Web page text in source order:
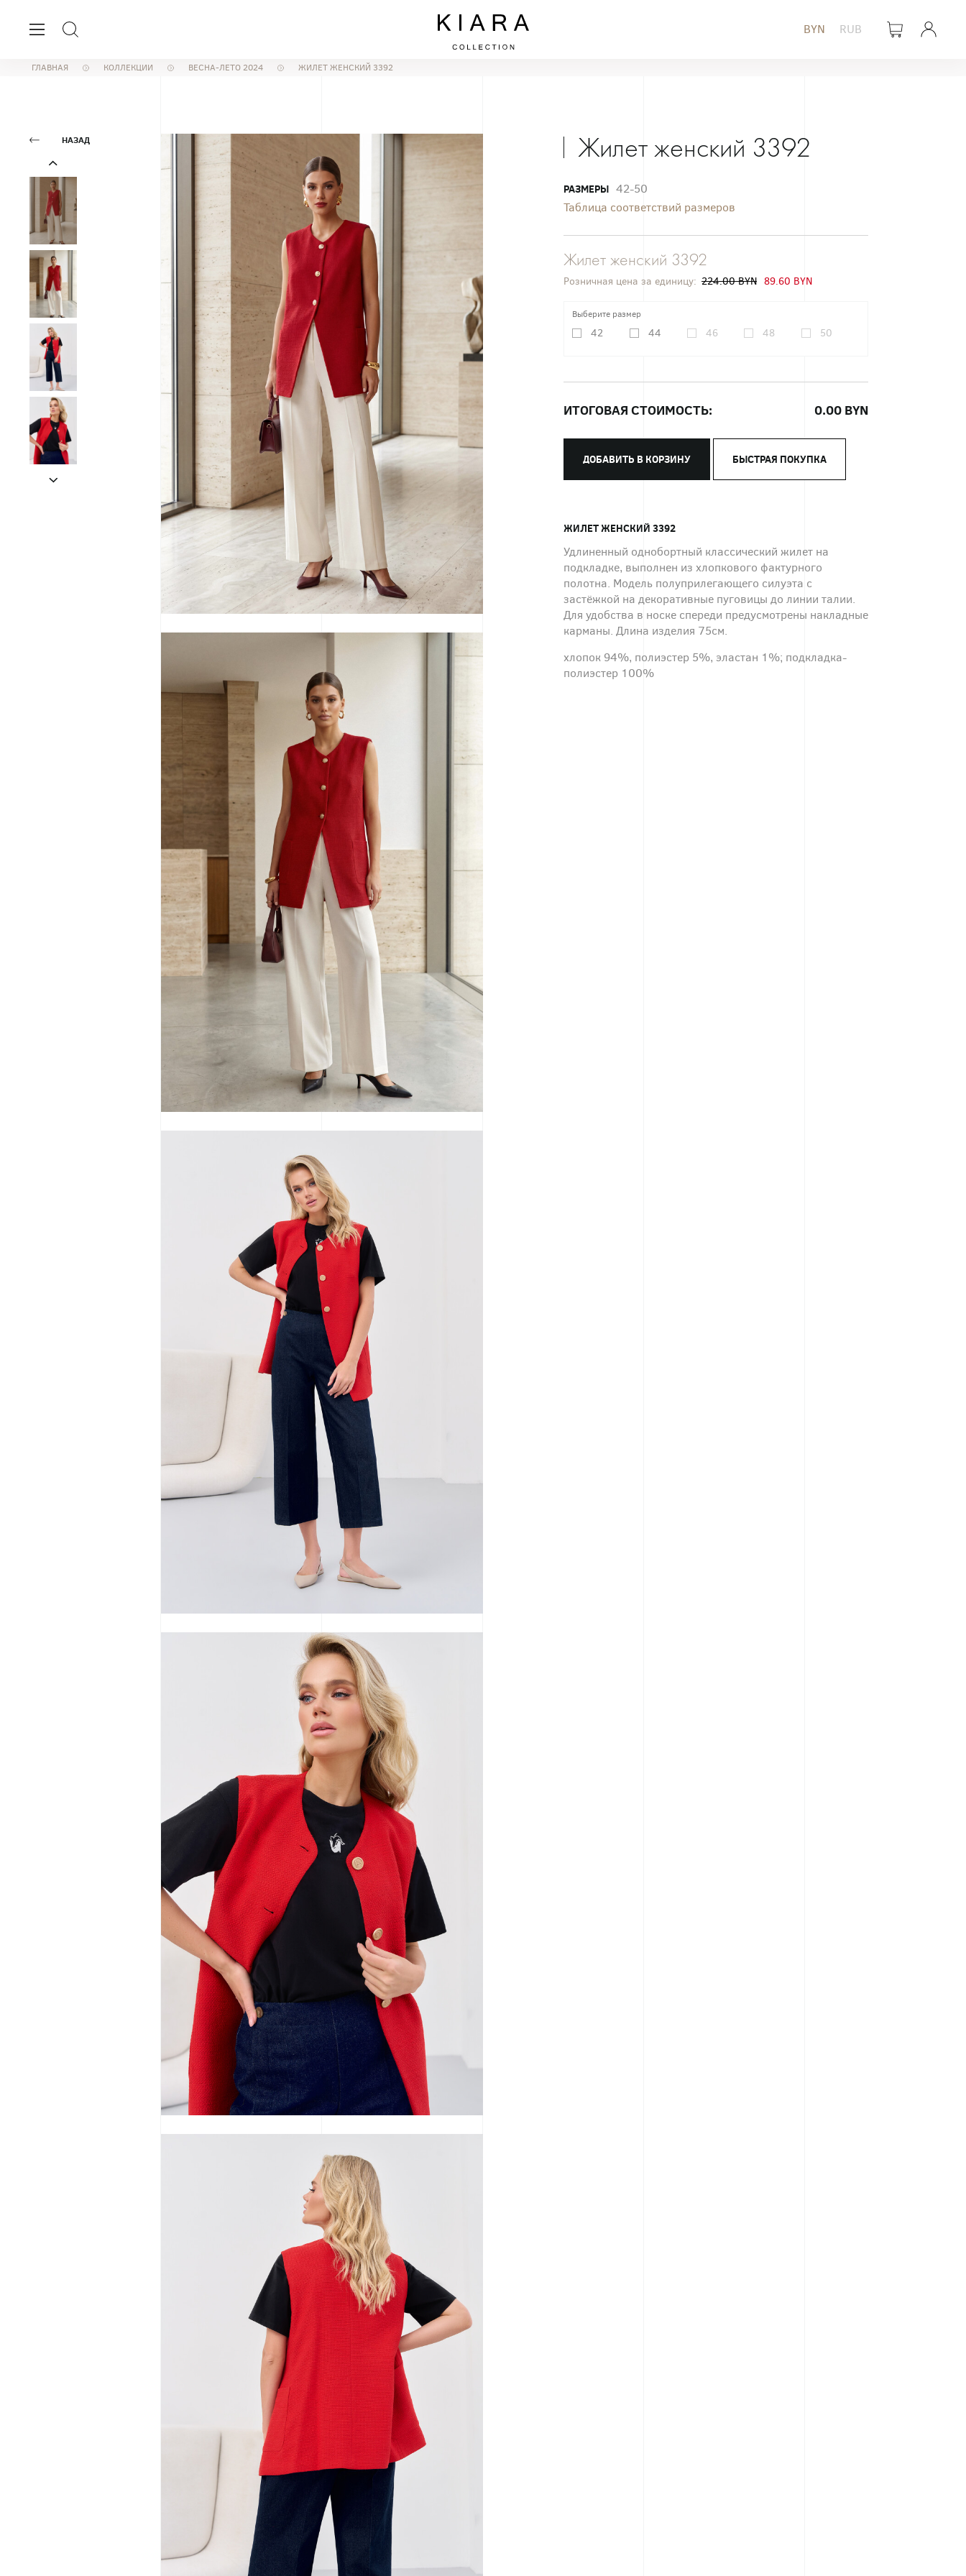
BYN RUB
ГЛАВНАЯ КОЛЛЕКЦИИ ВЕСНА-ЛЕТО 2024 ЖИЛЕТ ЖЕНСКИЙ 3392
НАЗАД Жилет женский 3392
РАЗМЕРЫ 42-50
Таблица соответствий размеров
Жилет женский 3392
Розничная цена за единицу: 224.00 BYN 89.60 BYN
Выберите размер
42 44 46 48 50
ИТОГОВАЯ СТОИМОСТЬ: 0.00BYN
ДОБАВИТЬ В КОРЗИНУ БЫСТРАЯ ПОКУПКА
ЖИЛЕТ ЖЕНСКИЙ 3392
Удлиненный однобортный классический жилет на
подкладке, выполнен из хлопкового фактурного
полотна. Модель полуприлегающего силуэта с
застёжкой на декоративные пуговицы до линии талии.
Для удобства в носке спереди предусмотрены накладные
карманы. Длина изделия 75см.
хлопок 94%, полиэстер 5%, эластан 1%; подкладка-
полиэстер 100%